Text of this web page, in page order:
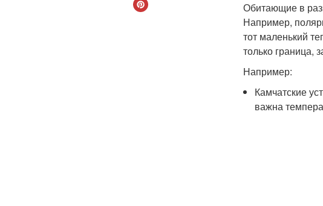
Обитающие в
Например,
тот маленький
только граница,
Например:
Камчатские
важна